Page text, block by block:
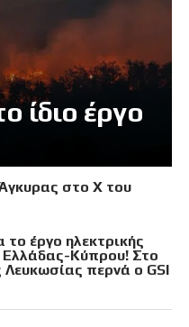
ίδιο έργο
στο X του
έργο ηλεκτρικής
Ελλάδας-Κύπρου! Στο
Λευκωσίας περνά ο GSI